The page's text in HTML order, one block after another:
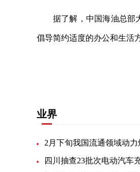
据了解，中国海油总部
倡导简约适度的办公和生活
业界
2月下旬我国流通领域动
四川抽查23批次电动汽车